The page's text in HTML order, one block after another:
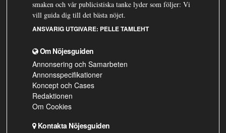
smaken och vår publicistiska tanke lyder som följer: Vi
vill guida dig till det bästa nöjet.
ANSVARIG UTGIVARE: PELLE TAMLEHT
Om Nöjesguiden
Annonsering och Samarbeten
Annonsspecifikationer
Koncept och Cases
Redaktionen
Om Cookies
Kontakta Nöjesguiden